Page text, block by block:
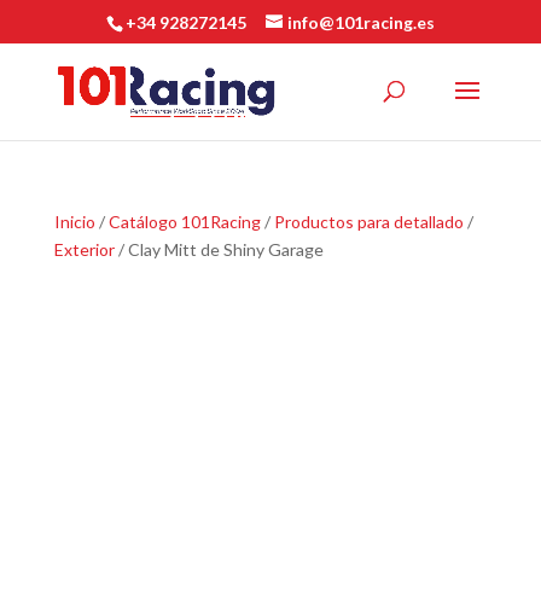
+34 928272145 info@101racing.es
Inicio /Catálogo 101Racing/ Productos para detallado /
Exterior/ Clay Mitt de Shiny Garage